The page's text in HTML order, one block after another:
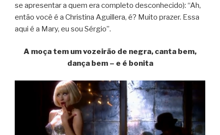
se apresentar a quem era completo desconhecido): “Ah,
então você é a Christina Aguillera, é? Muito prazer. Essa
aqui é a Mary, eu sou Sérgio”.
A moça tem um vozeirão de negra, canta bem,
dança bem – e é bonita